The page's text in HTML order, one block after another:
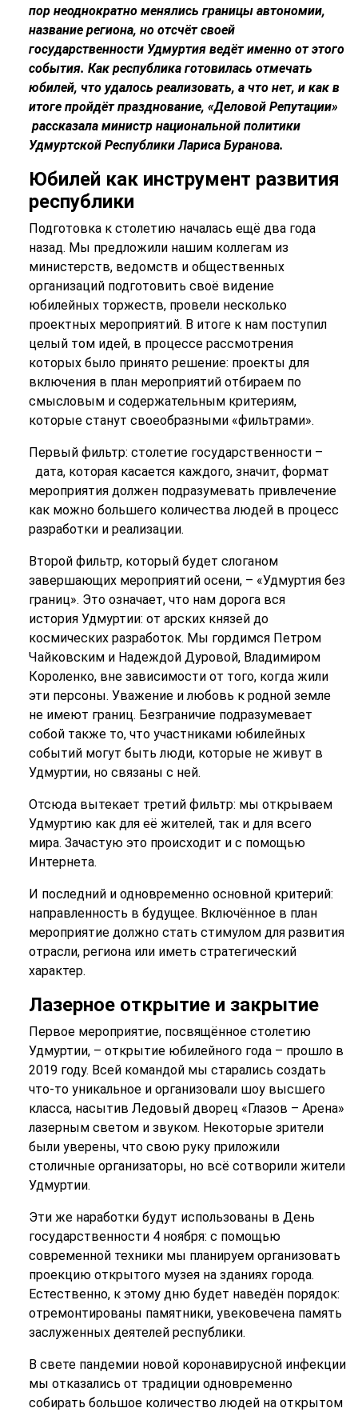
пор неоднократно менялись границы автономии,
название региона, но отсчёт своей
государственности Удмуртия ведёт именно от этого
события. Как республика готовилась отмечать
юбилей, что удалось реализовать, а что нет, и как в
итоге пройдёт празднование, «Деловой Репутации»
рассказала министр национальной политики
Удмуртской Республики Лариса Буранова.
Юбилей как инструмент развития
республики
Подготовка к столетию началась ещё два года
назад. Мы предложили нашим коллегам из
министерств, ведомств и общественных
организаций подготовить своё видение
юбилейных торжеств, провели несколько
проектных мероприятий. В итоге к нам поступил
целый том идей, в процессе рассмотрения
которых было принято решение: проекты для
включения в план мероприятий отбираем по
смысловым и содержательным критериям,
которые станут своеобразными «фильтрами».
Первый фильтр: столетие государственности –
дата, которая касается каждого, значит, формат
мероприятия должен подразумевать привлечение
как можно большего количества людей в процесс
разработки и реализации.
Второй фильтр, который будет слоганом
завершающих мероприятий осени, – «Удмуртия без
границ». Это означает, что нам дорога вся
история Удмуртии: от арских князей до
космических разработок. Мы гордимся Петром
Чайковским и Надеждой Дуровой, Владимиром
Короленко, вне зависимости от того, когда жили
эти персоны. Уважение и любовь к родной земле
не имеют границ. Безграничие подразумевает
собой также то, что участниками юбилейных
событий могут быть люди, которые не живут в
Удмуртии, но связаны с ней.
Отсюда вытекает третий фильтр: мы открываем
Удмуртию как для её жителей, так и для всего
мира. Зачастую это происходит и с помощью
Интернета.
И последний и одновременно основной критерий:
направленность в будущее. Включённое в план
мероприятие должно стать стимулом для развития
отрасли, региона или иметь стратегический
характер.
Лазерное открытие и закрытие
Первое мероприятие, посвящённое столетию
Удмуртии, – открытие юбилейного года – прошло в
2019 году. Всей командой мы старались создать
что-то уникальное и организовали шоу высшего
класса, насытив Ледовый дворец «Глазов – Арена»
лазерным светом и звуком. Некоторые зрители
были уверены, что свою руку приложили
столичные организаторы, но всё сотворили жители
Удмуртии.
Эти же наработки будут использованы в День
государственности 4 ноября: с помощью
современной техники мы планируем организовать
проекцию открытого музея на зданиях города.
Естественно, к этому дню будет наведён порядок:
отремонтированы памятники, увековечена память
заслуженных деятелей республики.
В свете пандемии новой коронавирусной инфекции
мы отказались от традиции одновременно
собирать большое количество людей на открытом